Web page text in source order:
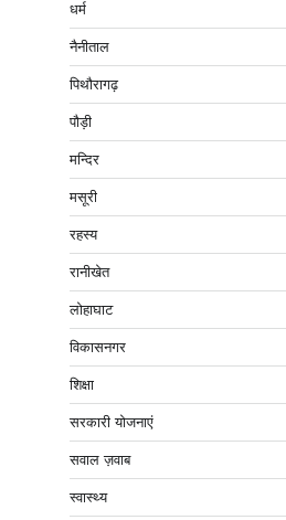
धर्म
नैनीताल
पिथौरागढ़
पौड़ी
मन्दिर
मसूरी
रहस्य
रानीखेत
लोहाघाट
विकासनगर
शिक्षा
सरकारी योजनाएं
सवाल ज़वाब
स्वास्थ्य